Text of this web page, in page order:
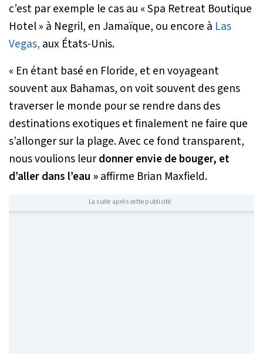
c’est par exemple le cas au « Spa Retreat Boutique
Hotel » à Negril, en Jamaïque, ou encore à Las
Vegas, aux États-Unis.
« En étant basé en Floride, et en voyageant
souvent aux Bahamas, on voit souvent des gens
traverser le monde pour se rendre dans des
destinations exotiques et finalement ne faire que
s’allonger sur la plage. Avec ce fond transparent,
nous voulions leurdonner envie de bouger, et
d’aller dans l’eau »affirme Brian Maxfield.
La suite après cette publicité